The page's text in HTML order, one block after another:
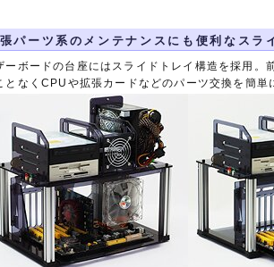
パーツ系のメンテナンスにも便利なスラ
ーボードの台座にはスライドトレイ構造を採用
となくCPUや拡張カードなどのパーツ交換を簡単